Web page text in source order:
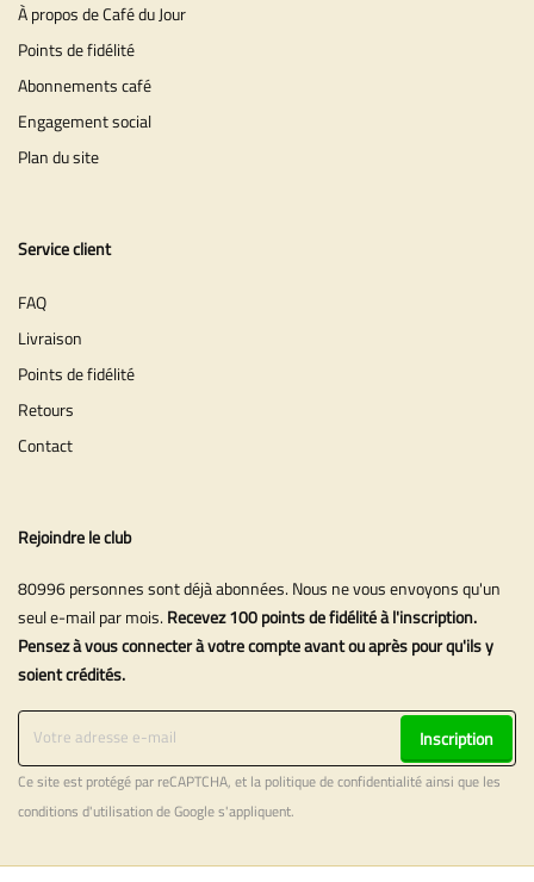
À propos de Café du Jour
Points de fidélité
Abonnements café
Engagement social
Plan du site
Service client
FAQ
Livraison
Points de fidélité
Retours
Contact
Rejoindre le club
80996 personnes sont déjà abonnées. Nous ne vous envoyons qu'un
seul e-mail par mois. Recevez 100 points de fidélité à l'inscription.
Pensez à vous connecter à votre compte avant ou après pour qu'ils y
soient crédités.
Inscription
Ce site est protégé par reCAPTCHA, et la politique de confidentialitéainsi que les
conditions d'utilisationde Google s'appliquent.